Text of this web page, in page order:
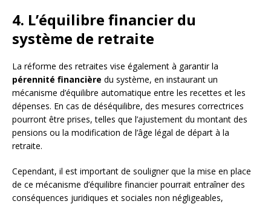
4. L’équilibre financier du
système de retraite
La réforme des retraites vise également à garantir la
pérennité financière du système, en instaurant un
mécanisme d’équilibre automatique entre les recettes et les
dépenses. En cas de déséquilibre, des mesures correctrices
pourront être prises, telles que l’ajustement du montant des
pensions ou la modification de l’âge légal de départ à la
retraite.
Cependant, il est important de souligner que la mise en place
de ce mécanisme d’équilibre financier pourrait entraîner des
conséquences juridiques et sociales non négligeables,